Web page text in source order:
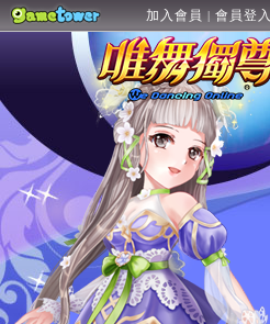
加入會員 | 會員登入